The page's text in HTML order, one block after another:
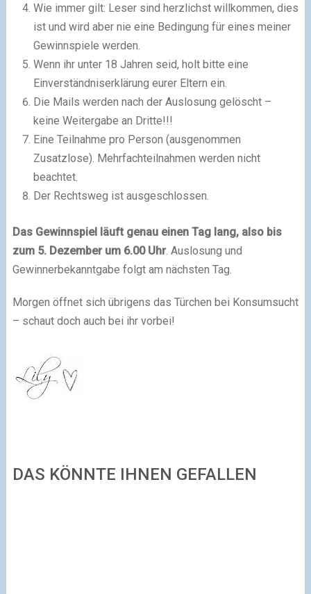
Wie immer gilt: Leser sind herzlichst willkommen, dies
ist und wird aber nie eine Bedingung für eines meiner
Gewinnspiele werden.
Wenn ihr unter 18 Jahren seid, holt bitte eine
Einverständniserklärung eurer Eltern ein.
Die Mails werden nach der Auslosung gelöscht –
keine Weitergabe an Dritte!!!
Eine Teilnahme pro Person (ausgenommen
Zusatzlose). Mehrfachteilnahmen werden nicht
beachtet.
Der Rechtsweg ist ausgeschlossen.
Das Gewinnspiel läuft genau einen Tag lang, also bis
zum 5. Dezember um 6.00 Uhr. Auslosung und
Gewinnerbekanntgabe folgt am nächsten Tag.
Morgen öffnet sich übrigens das Türchen bei Konsumsucht
– schaut doch auch bei ihr vorbei!
DAS KÖNNTE IHNEN GEFALLEN